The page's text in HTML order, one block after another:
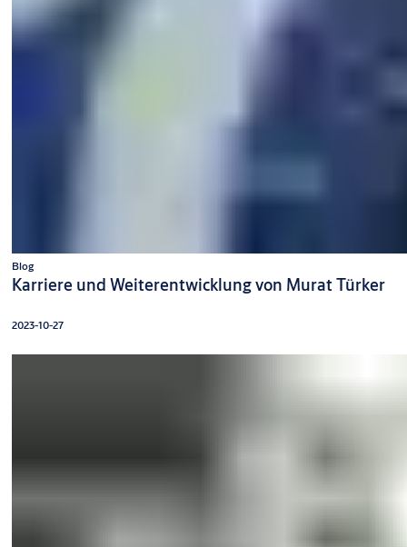
Blog
Karriere und Weiterentwicklung von Murat Türker
2023-10-27